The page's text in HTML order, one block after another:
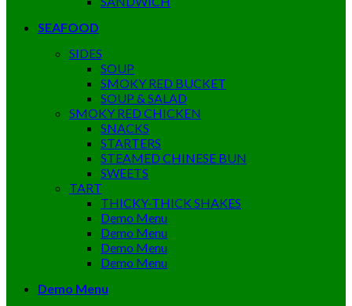
SEAFOOD
SIDES
SOUP
SMOKY RED BUCKET
SOUP & SALAD
SMOKY RED CHICKEN
SNACKS
STARTERS
STEAMED CHINESE BUN
SWEETS
TART
THICKY-THICK SHAKES
Demo Menu
Demo Menu
Demo Menu
Demo Menu
Demo Menu